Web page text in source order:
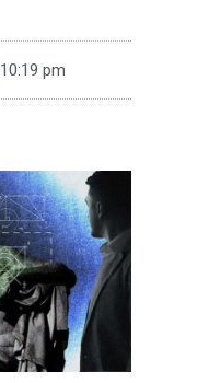
10:19 pm